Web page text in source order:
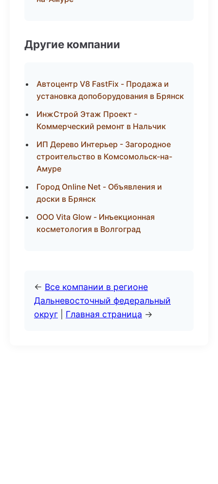
Другие компании
Автоцентр V8 FastFix - Продажа и
установка допоборудования в Брянск
ИнжСтрой Этаж Проект -
Коммерческий ремонт в Нальчик
ИП Дерево Интерьер - Загородное
строительство в Комсомольск-на-
Амуре
Город Online Net - Объявления и
доски в Брянск
ООО Vita Glow - Инъекционная
косметология в Волгоград
← Все компании в регионе
Дальневосточный федеральный
округ
Главная страница →